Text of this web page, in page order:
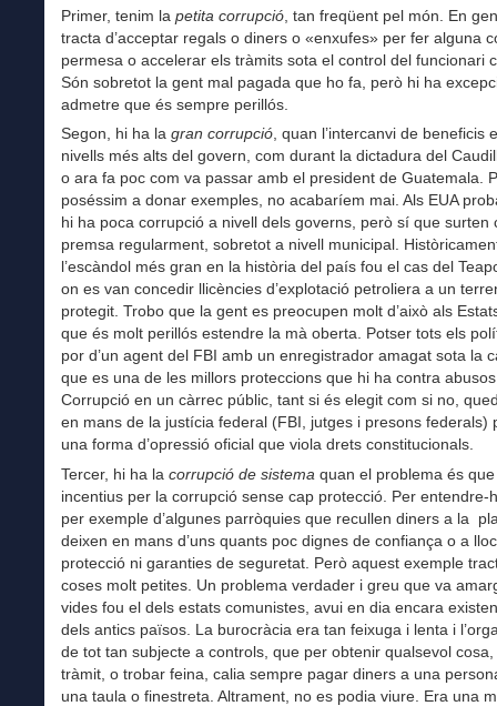
Primer, tenim la petita corrupció, tan freqüent pel món. En
tracta d’acceptar regals o diners o «enxufes» per fer alguna
permesa o accelerar els tràmits sota el control del funcionari
Són sobretot la gent mal pagada que ho fa, però hi ha
admetre que és sempre perillós.
Segon, hi ha la gran corrupció, quan l’intercanvi de beneficis
nivells més alts del govern, com durant la dictadura del
o ara fa poc com va passar amb el president de Guatemala.
poséssim a donar exemples, no acabaríem mai. Als EUA
hi ha poca corrupció a nivell dels governs, però sí que surten
premsa regularment, sobretot a nivell municipal.
l’escàndol més gran en la història del país fou el cas del
on es van concedir llicències d’explotació petroliera a un
protegit. Trobo que la gent es preocupen molt d’això als
que és molt perillós estendre la mà oberta. Potser tots els
por d’un agent del FBI amb un enregistrador amagat sota la
que es una de les millors proteccions que hi ha contra
Corrupció en un càrrec públic, tant si és elegit com si no,
en mans de la justícia federal (FBI, jutges i presons federals)
una forma d’opressió oficial que viola drets constitucionals.
Tercer, hi ha la corrupció de sistema quan el problema és
incentius per la corrupció sense cap protecció. Per entendre-
per exemple d’algunes parròquies que recullen diners a la
deixen en mans d’uns quants poc dignes de confiança o a
protecció ni garanties de seguretat. Però aquest exemple
coses molt petites. Un problema verdader i greu que va
vides fou el dels estats comunistes, avui en dia encara
dels antics països. La burocràcia era tan feixuga i lenta i
de tot tan subjecte a controls, que per obtenir qualsevol
tràmit, o trobar feina, calia sempre pagar diners a una
una taula o finestreta. Altrament, no es podia viure. Era una